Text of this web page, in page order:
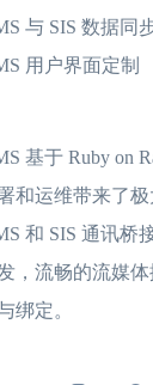
与 SIS 数据同
用户界面定制
基于 Ruby on
和运维带来了极
和 SIS 通讯桥
，流畅的流媒体
绑定。